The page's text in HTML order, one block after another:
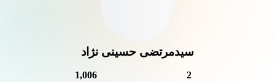
سیدمرتضی حسینی نژاد
2
1,006